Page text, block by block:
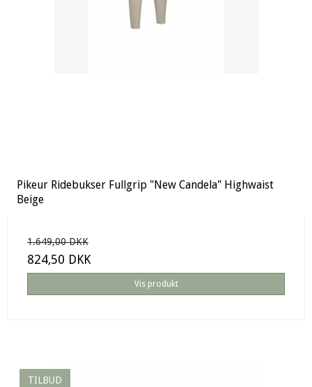
Pikeur Ridebukser Fullgrip "New Candela" Highwaist
Beige
1.649,00 DKK
824,50 DKK
Vis produkt
TILBUD